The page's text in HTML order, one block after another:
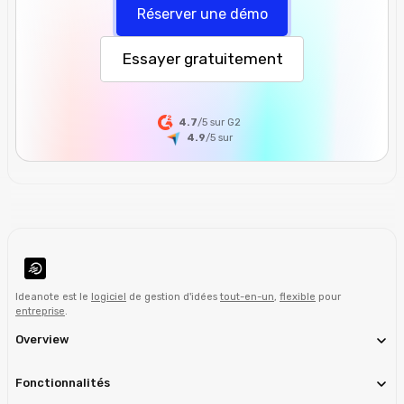
Réserver une démo
Essayer gratuitement
4.7/5 sur G2
4.9/5sur
Ideanote est le logiciel de gestion d'idéestout-en-un, flexible pour
entreprise.
Overview
Fonctionnalités